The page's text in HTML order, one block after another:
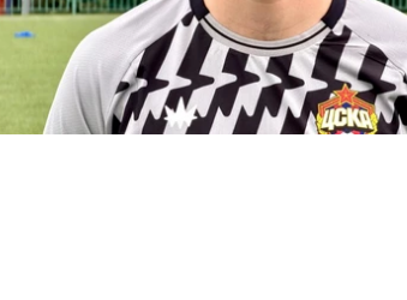
С возвращением в родной клуб, Антон
27 ИЮЛЯ 2026 14:40